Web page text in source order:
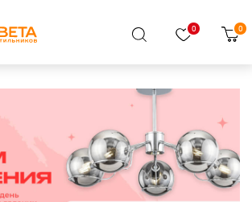
0 0